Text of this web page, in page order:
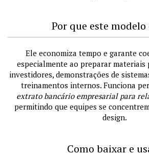
Por que este
Ele economiza tempo e garante
especialmente ao preparar materiais
investidores, demonstrações de
treinamentos internos. Funciona
extrato bancário empresarial para
permitindo que equipes se
design.
Como baixar e